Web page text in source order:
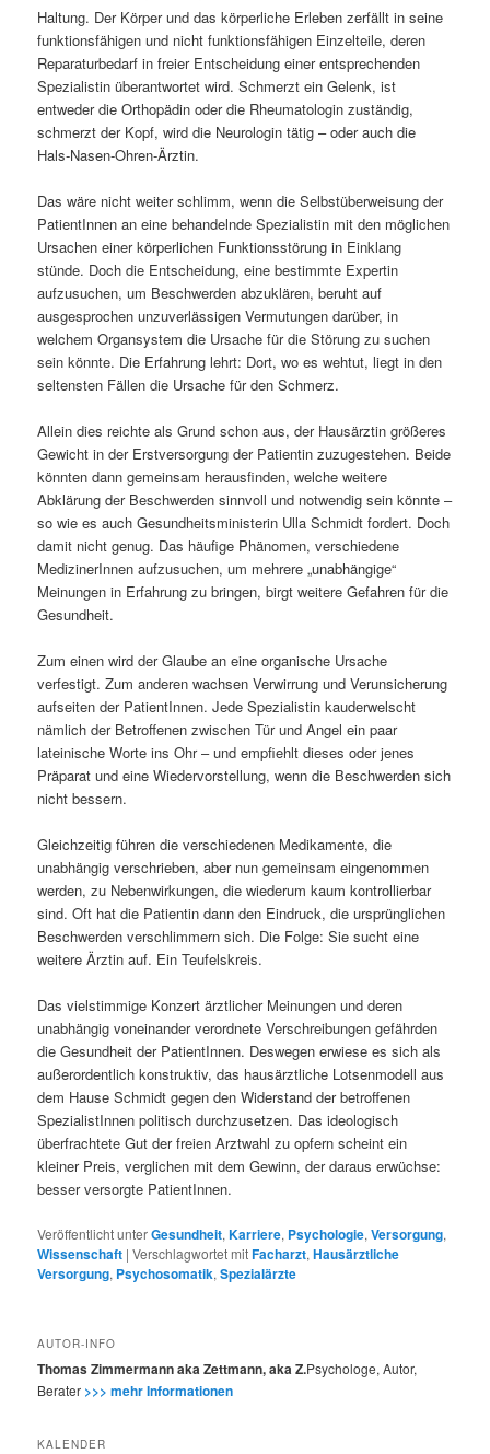
Haltung. Der Körper und das körperliche Erleben zerfällt in seine
funktionsfähigen und nicht funktionsfähigen Einzelteile, deren
Reparaturbedarf in freier Entscheidung einer entsprechenden
Spezialistin überantwortet wird. Schmerzt ein Gelenk, ist
entweder die Orthopädin oder die Rheumatologin zuständig,
schmerzt der Kopf, wird die Neurologin tätig – oder auch die
Hals-Nasen-Ohren-Ärztin.
Das wäre nicht weiter schlimm, wenn die Selbstüberweisung der
PatientInnen an eine behandelnde Spezialistin mit den möglichen
Ursachen einer körperlichen Funktionsstörung in Einklang
stünde. Doch die Entscheidung, eine bestimmte Expertin
aufzusuchen, um Beschwerden abzuklären, beruht auf
ausgesprochen unzuverlässigen Vermutungen darüber, in
welchem Organsystem die Ursache für die Störung zu suchen
sein könnte. Die Erfahrung lehrt: Dort, wo es wehtut, liegt in den
seltensten Fällen die Ursache für den Schmerz.
Allein dies reichte als Grund schon aus, der Hausärztin größeres
Gewicht in der Erstversorgung der Patientin zuzugestehen. Beide
könnten dann gemeinsam herausfinden, welche weitere
Abklärung der Beschwerden sinnvoll und notwendig sein könnte –
so wie es auch Gesundheitsministerin Ulla Schmidt fordert. Doch
damit nicht genug. Das häufige Phänomen, verschiedene
MedizinerInnen aufzusuchen, um mehrere „unabhängige“
Meinungen in Erfahrung zu bringen, birgt weitere Gefahren für die
Gesundheit.
Zum einen wird der Glaube an eine organische Ursache
verfestigt. Zum anderen wachsen Verwirrung und Verunsicherung
aufseiten der PatientInnen. Jede Spezialistin kauderwelscht
nämlich der Betroffenen zwischen Tür und Angel ein paar
lateinische Worte ins Ohr – und empfiehlt dieses oder jenes
Präparat und eine Wiedervorstellung, wenn die Beschwerden sich
nicht bessern.
Gleichzeitig führen die verschiedenen Medikamente, die
unabhängig verschrieben, aber nun gemeinsam eingenommen
werden, zu Nebenwirkungen, die wiederum kaum kontrollierbar
sind. Oft hat die Patientin dann den Eindruck, die ursprünglichen
Beschwerden verschlimmern sich. Die Folge: Sie sucht eine
weitere Ärztin auf. Ein Teufelskreis.
Das vielstimmige Konzert ärztlicher Meinungen und deren
unabhängig voneinander verordnete Verschreibungen gefährden
die Gesundheit der PatientInnen. Deswegen erwiese es sich als
außerordentlich konstruktiv, das hausärztliche Lotsenmodell aus
dem Hause Schmidt gegen den Widerstand der betroffenen
SpezialistInnen politisch durchzusetzen. Das ideologisch
überfrachtete Gut der freien Arztwahl zu opfern scheint ein
kleiner Preis, verglichen mit dem Gewinn, der daraus erwüchse:
besser versorgte PatientInnen.
Veröffentlicht unterGesundheit,Karriere, Psychologie,Versorgung,
Wissenschaft |Verschlagwortet mitFacharzt,Hausärztliche
Versorgung, Psychosomatik,Spezialärzte
AUTOR-INFO
Thomas Zimmermann aka Zettmann, aka Z.Psychologe, Autor,
Berater >>> mehr Informationen
KALENDER